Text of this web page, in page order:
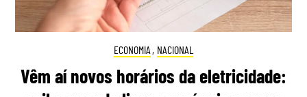
ECONOMIA , NACIONAL
Vêm aí novos horários da eletricidade: